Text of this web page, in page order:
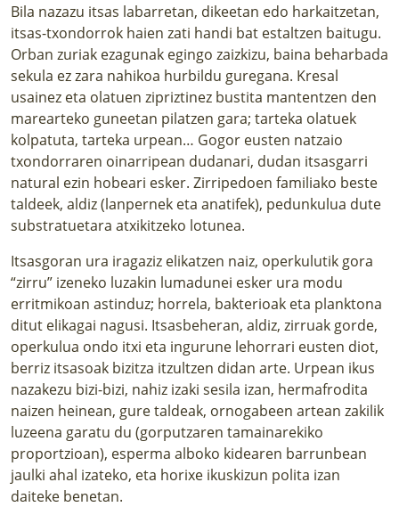
Bila nazazu itsas labarretan, dikeetan edo harkaitzetan,
itsas-txondorrok haien zati handi bat estaltzen baitugu.
Orban zuriak ezagunak egingo zaizkizu, baina beharbada
sekula ez zara nahikoa hurbildu guregana. Kresal
usainez eta olatuen zipriztinez bustita mantentzen den
marearteko guneetan pilatzen gara; tarteka olatuek
kolpatuta, tarteka urpean… Gogor eusten natzaio
txondorraren oinarripean dudanari, dudan itsasgarri
natural ezin hobeari esker. Zirripedoen familiako beste
taldeek, aldiz (lanpernek eta anatifek), pedunkulua dute
substratuetara atxikitzeko lotunea.
Itsasgoran ura iragaziz elikatzen naiz, operkulutik gora
“zirru” izeneko luzakin lumadunei esker ura modu
erritmikoan astinduz; horrela, bakterioak eta planktona
ditut elikagai nagusi. Itsasbeheran, aldiz, zirruak gorde,
operkulua ondo itxi eta ingurune lehorrari eusten diot,
berriz itsasoak bizitza itzultzen didan arte. Urpean ikus
nazakezu bizi-bizi, nahiz izaki sesila izan, hermafrodita
naizen heinean, gure taldeak, ornogabeen artean zakilik
luzeena garatu du (gorputzaren tamainarekiko
proportzioan), esperma alboko kidearen barrunbean
jaulki ahal izateko, eta horixe ikuskizun polita izan
daiteke benetan.